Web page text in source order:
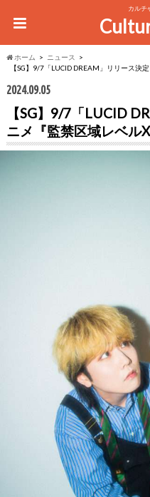
カルチ
ホーム
ニュース
【SG】9/7「LUCID DREAM」リリース決
2024.09.05
【SG】9/7「LUCID
ニメ『監禁区域レベル